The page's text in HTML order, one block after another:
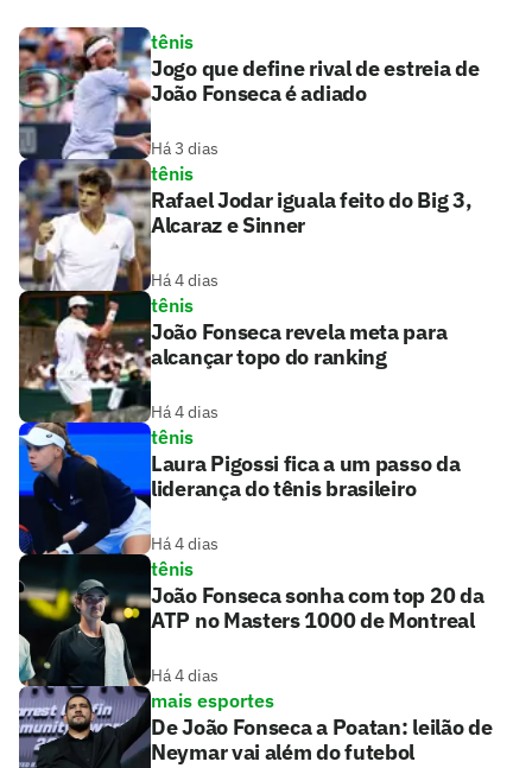
tênis
Jogo que define rival de estreia de
João Fonseca é adiado
Há 3 dias
tênis
Rafael Jodar iguala feito do Big 3,
Alcaraz e Sinner
Há 4 dias
tênis
João Fonseca revela meta para
alcançar topo do ranking
Há 4 dias
tênis
Laura Pigossi fica a um passo da
liderança do tênis brasileiro
Há 4 dias
tênis
João Fonseca sonha com top 20 da
ATP no Masters 1000 de Montreal
Há 4 dias
mais esportes
De João Fonseca a Poatan: leilão de
Neymar vai além do futebol